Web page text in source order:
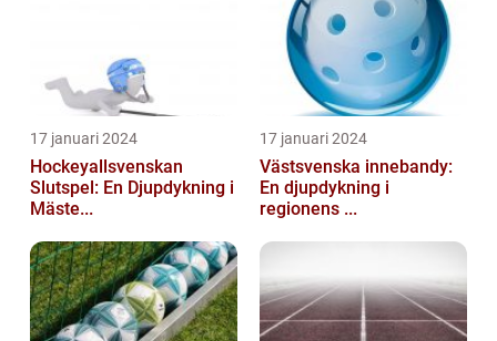
17 januari 2024
Hockeyallsvenskan
Slutspel: En Djupdykning i
Mäste...
17 januari 2024
Västsvenska innebandy:
En djupdykning i
regionens ...